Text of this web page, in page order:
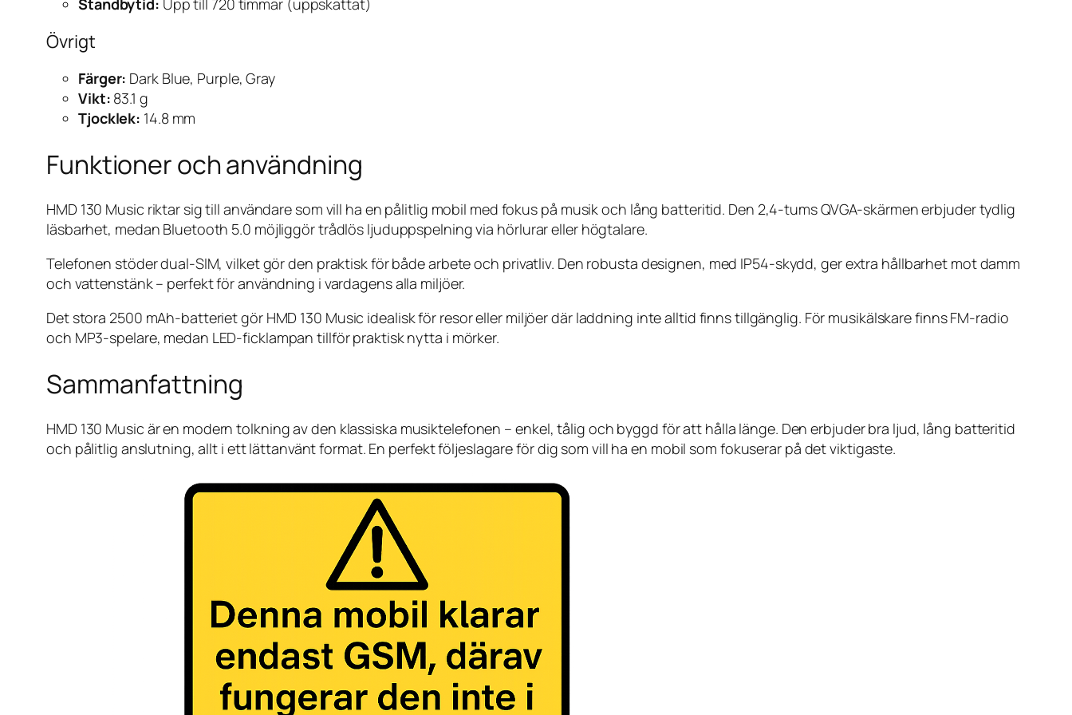
Standbytid: Upp till 720 timmar (uppskattat)
Övrigt
Färger: Dark Blue, Purple, Gray
Vikt: 83.1 g
Tjocklek: 14.8 mm
Funktioner och användning
HMD 130 Music riktar sig till användare som vill ha en pålitlig mobil med fokus på musik och lång batteritid. Den 2,4-tums QVGA-skärmen erbjuder tydlig
läsbarhet, medan Bluetooth 5.0 möjliggör trådlös ljuduppspelning via hörlurar eller högtalare.
Telefonen stöder dual-SIM, vilket gör den praktisk för både arbete och privatliv. Den robusta designen, med IP54-skydd, ger extra hållbarhet mot damm
och vattenstänk – perfekt för användning i vardagens alla miljöer.
Det stora 2500 mAh-batteriet gör HMD 130 Music idealisk för resor eller miljöer där laddning inte alltid finns tillgänglig. För musikälskare finns FM-radio
och MP3-spelare, medan LED-ficklampan tillför praktisk nytta i mörker.
Sammanfattning
HMD 130 Music är en modern tolkning av den klassiska musiktelefonen – enkel, tålig och byggd för att hålla länge. Den erbjuder bra ljud, lång batteritid
och pålitlig anslutning, allt i ett lättanvänt format. En perfekt följeslagare för dig som vill ha en mobil som fokuserar på det viktigaste.